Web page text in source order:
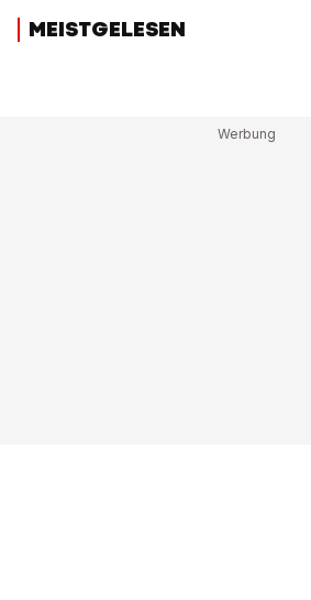
MEISTGELESEN